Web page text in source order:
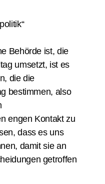
Behörde ist, die
umsetzt, ist es
die die
bestimmen, also
engen Kontakt zu
dass es uns
damit sie an
getroffen